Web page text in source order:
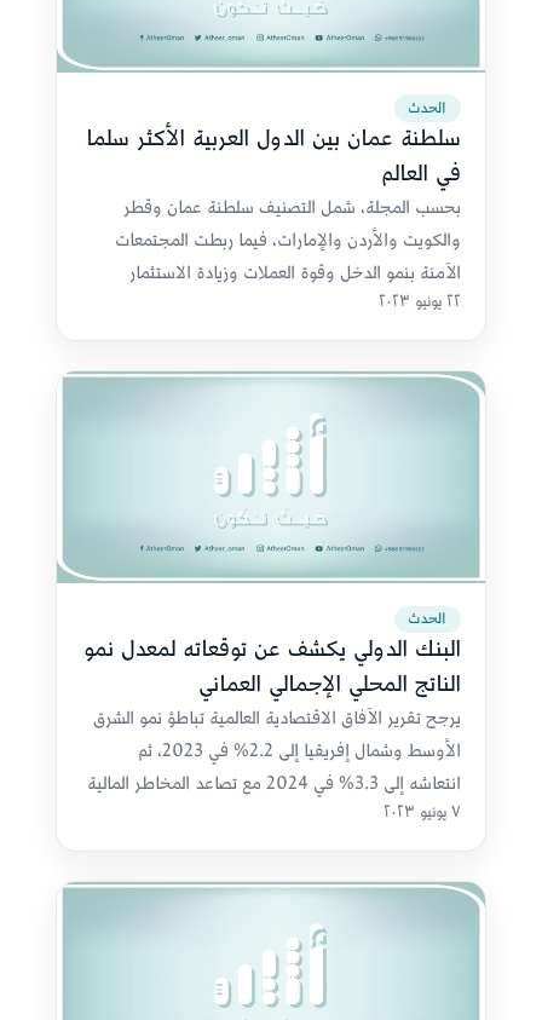
الحدث
سلطنة عمان بين الدول العربية الأكثر سلما
في العالم
بحسب المجلة، شمل التصنيف سلطنة عمان وقطر
والكويت والأردن والإمارات، فيما ربطت المجتمعات
الآمنة بنمو الدخل وقوة العملات وزيادة الاستثمار
الأجنبي.
٢٢ يونيو ٢٠٢٣
الحدث
البنك الدولي يكشف عن توقعاته لمعدل نمو
الناتج المحلي الإجمالي العماني
يرجح تقرير الآفاق الاقتصادية العالمية تباطؤ نمو الشرق
الأوسط وشمال إفريقيا إلى 2.2% في 2023، ثم
انتعاشه إلى 3.3% في 2024 مع تصاعد المخاطر المالية
٧ يونيو ٢٠٢٣